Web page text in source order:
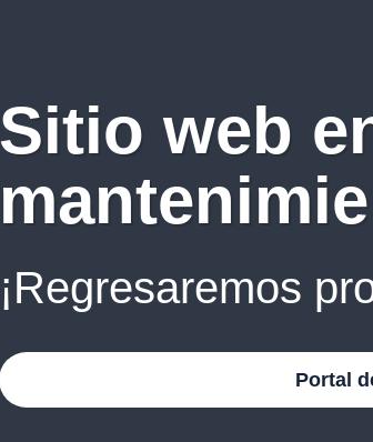
Sitio web
¡Regresaremos
Portal